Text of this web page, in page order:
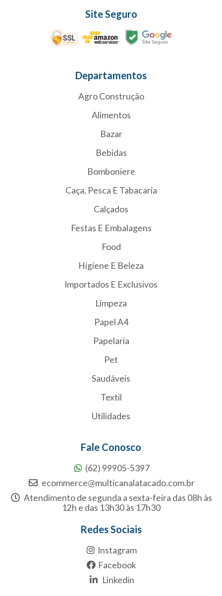
Site Seguro
Departamentos
Agro Construção
Alimentos
Bazar
Bebidas
Bomboniere
Caça, Pesca E Tabacaria
Calçados
Festas E Embalagens
Food
Higiene E Beleza
Importados E Exclusivos
Limpeza
Papel A4
Papelaria
Pet
Saudáveis
Textil
Utilidades
Fale Conosco
(62) 99905-5397
ecommerce@multicanalatacado.com.br
Atendimento de segunda a sexta-feira das 08h às
12h e das 13h30 às 17h30
Redes Sociais
Instagram
Facebook
Linkedin